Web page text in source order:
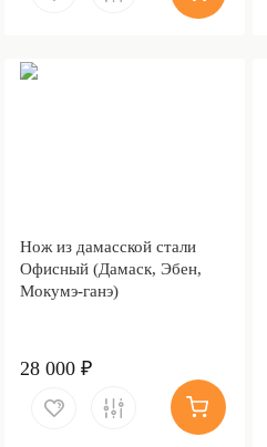
Нож из дамасской стали
Офисный (Дамаск, Эбен,
Мокумэ-ганэ)
28 000 ₽